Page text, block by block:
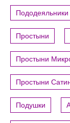
Простыни
Простыни
Простыни
Подушки